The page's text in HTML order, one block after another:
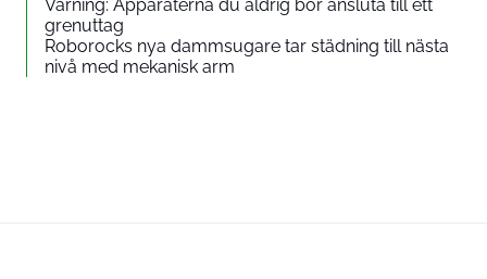
Varning: Apparaterna du aldrig bör ansluta till ett
grenuttag
Roborocks nya dammsugare tar städning till nästa
nivå med mekanisk arm